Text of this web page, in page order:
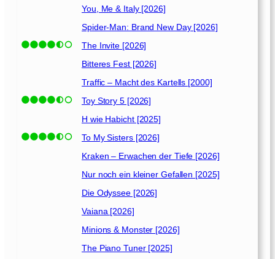
[
0
You, Me & Italy [2026]
Spider-Man: Brand New Day [2026]
The Invite [2026]
Bitteres Fest [2026]
Traffic – Macht des Kartells [2000]
Toy Story 5 [2026]
H wie Habicht [2025]
To My Sisters [2026]
Kraken – Erwachen der Tiefe [2026]
Nur noch ein kleiner Gefallen [2025]
Die Odyssee [2026]
Vaiana [2026]
Minions & Monster [2026]
The Piano Tuner [2025]